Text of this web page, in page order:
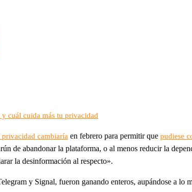
cuál cuida más tu privacidad
cambiaría en febrero para permitir que pudiese
de abandonar la plataforma, o al menos reducir la
la desinformación al respecto».
y Signal, fueron ganando enteros, aupándose a